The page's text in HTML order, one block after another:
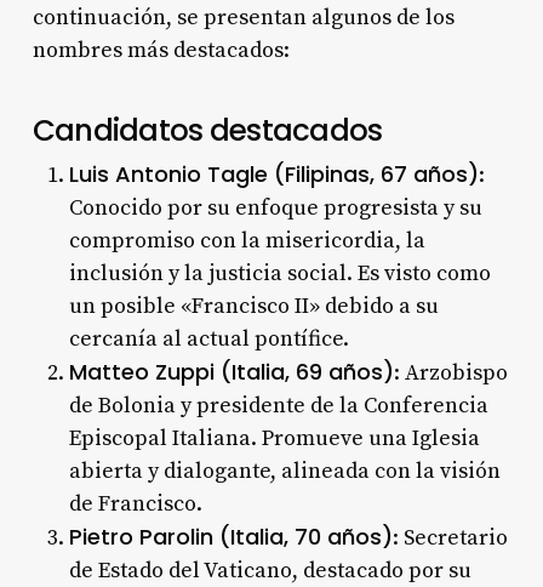
continuación, se presentan algunos de los
nombres más destacados:
Candidatos destacados
Luis Antonio Tagle (Filipinas, 67 años):
Conocido por su enfoque progresista y su
compromiso con la misericordia, la
inclusión y la justicia social. Es visto como
un posible «Francisco II» debido a su
cercanía al actual pontífice.
Matteo Zuppi (Italia, 69 años): Arzobispo
de Bolonia y presidente de la Conferencia
Episcopal Italiana. Promueve una Iglesia
abierta y dialogante, alineada con la visión
de Francisco.
Pietro Parolin (Italia, 70 años): Secretario
de Estado del Vaticano, destacado por su